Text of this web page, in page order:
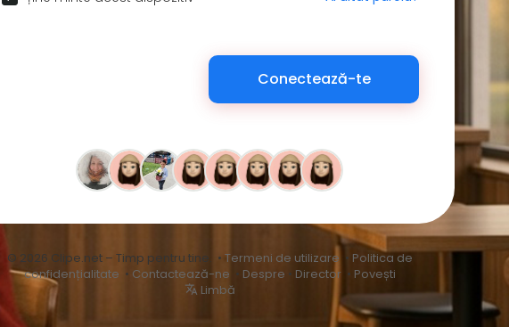
Conectează-te
© 2026 Clipe.net – Timp pentru tine. • Termeni de utilizare • Politica de
confidențialitate • Contactează-ne • Despre • Director• Povești
Limbă